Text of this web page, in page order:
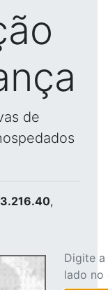
de
,
Digite
lado no